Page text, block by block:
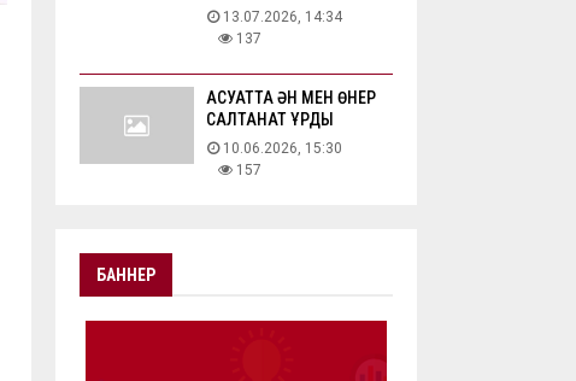
13.07.2026, 14:34
137
АҚСУАТТА ӘН МЕН ӨНЕР
САЛТАНАТ ҚҰРДЫ
10.06.2026, 15:30
157
БАННЕР